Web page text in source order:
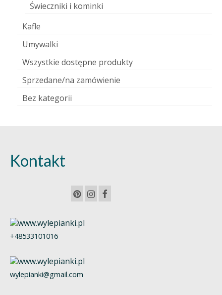
Świeczniki i kominki
Kafle
Umywalki
Wszystkie dostępne produkty
Sprzedane/na zamówienie
Bez kategorii
Kontakt
+48533101016
wylepianki@gmail.com